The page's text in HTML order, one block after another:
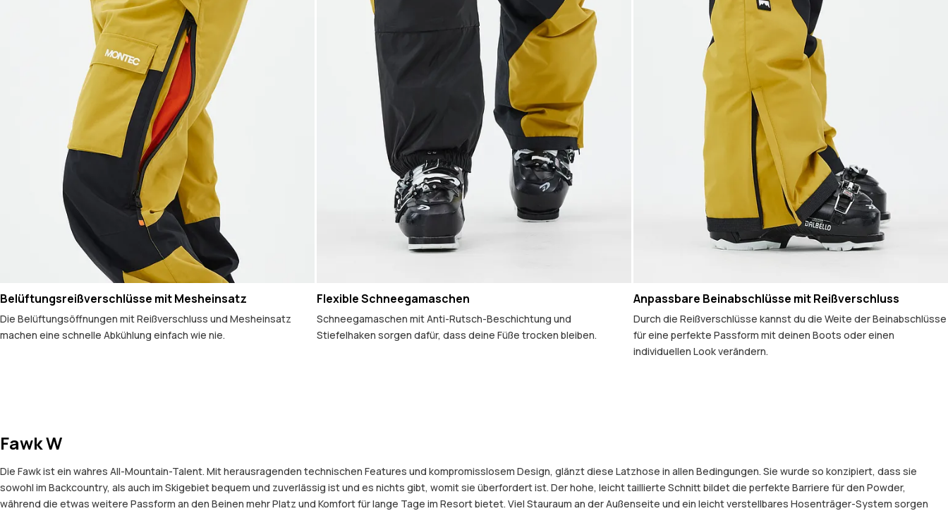
Belüftungsreißverschlüsse mit Mesheinsatz
Die Belüftungsöffnungen mit Reißverschluss und Mesheinsatz
machen eine schnelle Abkühlung einfach wie nie.
Flexible Schneegamaschen
Schneegamaschen mit Anti-Rutsch-Beschichtung und
Stiefelhaken sorgen dafür, dass deine Füße trocken bleiben.
Anpassbare Beinabschlüsse mit Reißverschluss
Durch die Reißverschlüsse kannst du die Weite der Beinabschlüsse
für eine perfekte Passform mit deinen Boots oder einen
individuellen Look verändern.
Fawk W
Die Fawk ist ein wahres All-Mountain-Talent. Mit herausragenden technischen Features und kompromisslosem Design, glänzt diese Latzhose in allen Bedingungen. Sie wurde so konzipiert, dass sie
sowohl im Backcountry, als auch im Skigebiet bequem und zuverlässig ist und es nichts gibt, womit sie überfordert ist. Der hohe, leicht taillierte Schnitt bildet die perfekte Barriere für den Powder,
während die etwas weitere Passform an den Beinen mehr Platz und Komfort für lange Tage im Resort bietet. Viel Stauraum an der Außenseite und ein leicht verstellbares Hosenträger-System sorgen